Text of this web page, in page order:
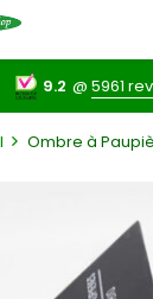
9.2 @5961
Ombre à